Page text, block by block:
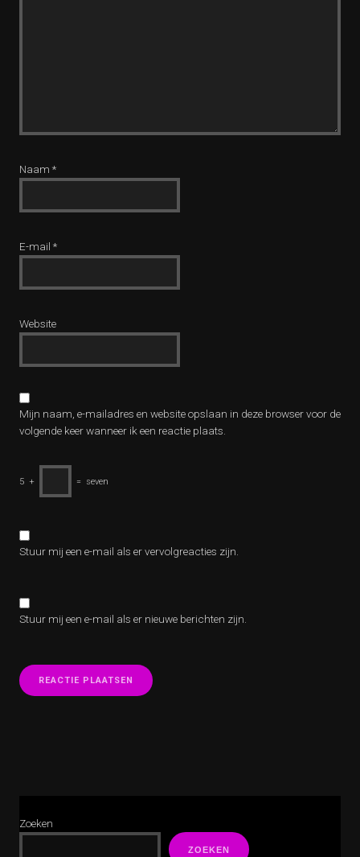
Naam *
E-mail *
Website
Mijn naam, e-mailadres en website opslaan in deze browser voor de
volgende keer wanneer ik een reactie plaats.
5 + = seven
Stuur mij een e-mail als er vervolgreacties zijn.
Stuur mij een e-mail als er nieuwe berichten zijn.
Zoeken
ZOEKEN